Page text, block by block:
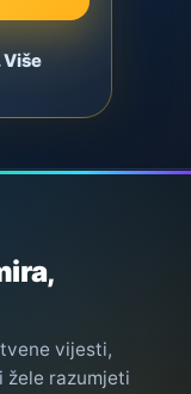
Više
vijesti,
žele razumjeti